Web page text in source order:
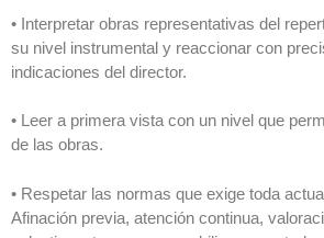
• Interpretar obras representativas del
su nivel instrumental y reaccionar con
indicaciones del director.
• Leer a primera vista con un nivel que
de las obras.
• Respetar las normas que exige toda
Afinación previa, atención continua,